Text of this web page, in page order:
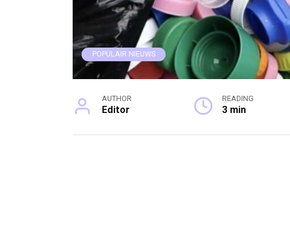
POPULAIR NIEUWS
AUTHOR
Editor
READING
3 min